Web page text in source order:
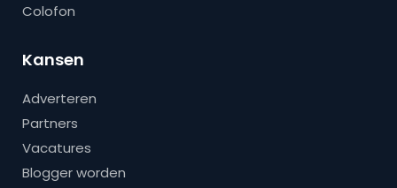
Colofon
Kansen
Adverteren
Partners
Vacatures
Blogger worden